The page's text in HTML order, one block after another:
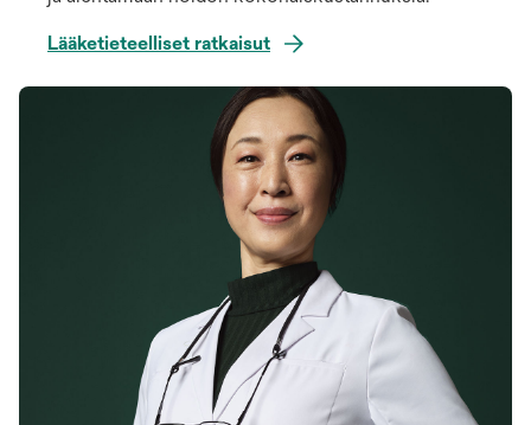
Lääketieteelliset ratkaisut